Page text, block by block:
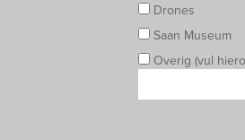
Drones
Saan Museum
Overig (vul